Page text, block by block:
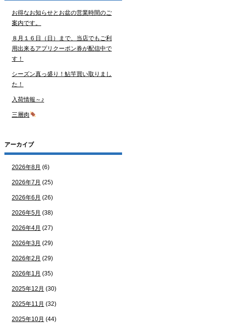
お得なお知らせとお盆の営業時間のご
案内です。
８月１６日（日）まで、当店でもご利
用出来るアプリクーポン券が配信中で
す！
シーズン真っ盛り！鮎竿買い取りまし
た！
入荷情報～♪
三層肉
アーカイブ
2026年8月 (6)
2026年7月 (25)
2026年6月 (26)
2026年5月 (38)
2026年4月 (27)
2026年3月 (29)
2026年2月 (29)
2026年1月 (35)
2025年12月 (30)
2025年11月 (32)
2025年10月 (44)